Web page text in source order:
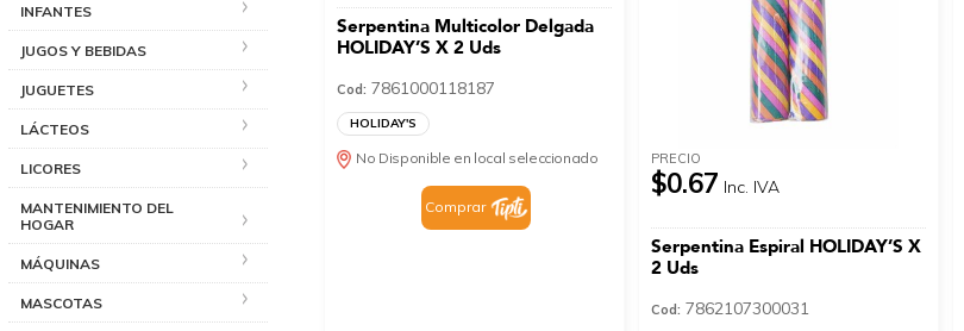
INFANTES
JUGOS Y BEBIDAS
JUGUETES
LÁCTEOS
LICORES
MANTENIMIENTO DEL
HOGAR
MÁQUINAS
MASCOTAS
Serpentina Multicolor Delgada
HOLIDAY’S X 2 Uds
Cod: 7861000118187
HOLIDAY'S
No Disponible en local seleccionado
Comprar
PRECIO
$0.67 Inc. IVA
Serpentina Espiral HOLIDAY’S X
2 Uds
Cod: 7862107300031